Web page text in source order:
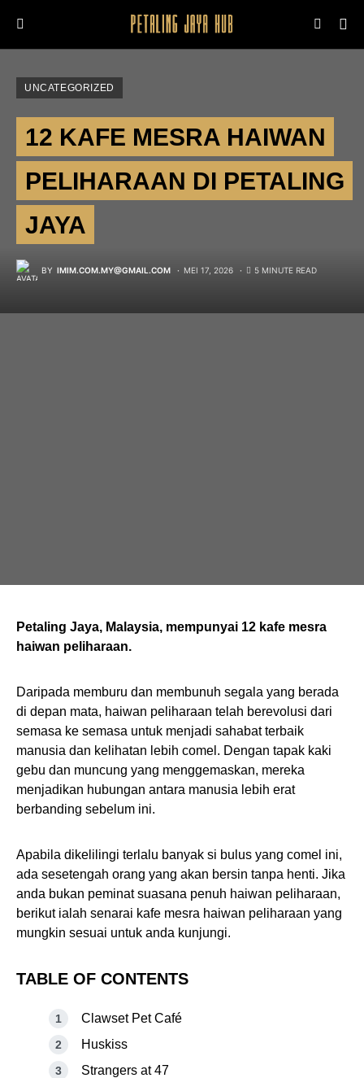
UNCATEGORIZED
12 KAFE MESRA HAIWAN
PELIHARAAN DI PETALING
JAYA
BY IMIM.COM.MY@GMAIL.COM MEI 17, 2026 5 MINUTE READ
Petaling Jaya, Malaysia, mempunyai 12 kafe mesra
haiwan peliharaan.
Daripada memburu dan membunuh segala yang berada
di depan mata, haiwan peliharaan telah berevolusi dari
semasa ke semasa untuk menjadi sahabat terbaik
manusia dan kelihatan lebih comel. Dengan tapak kaki
gebu dan muncung yang menggemaskan, mereka
menjadikan hubungan antara manusia lebih erat
berbanding sebelum ini.
Apabila dikelilingi terlalu banyak si bulus yang comel ini,
ada sesetengah orang yang akan bersin tanpa henti. Jika
anda bukan peminat suasana penuh haiwan peliharaan,
berikut ialah senarai kafe mesra haiwan peliharaan yang
mungkin sesuai untuk anda kunjungi.
TABLE OF CONTENTS
Clawset Pet Café
Huskiss
Strangers at 47